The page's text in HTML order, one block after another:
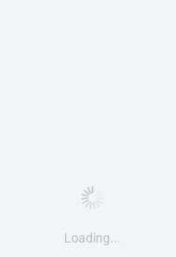
Loading...